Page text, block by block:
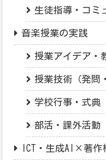
生徒指導・コミ
音楽授業の実践
授業アイデア・
授業技術（発問
学校行事・式典
部活・課外活動
ICT・生成AI×著作